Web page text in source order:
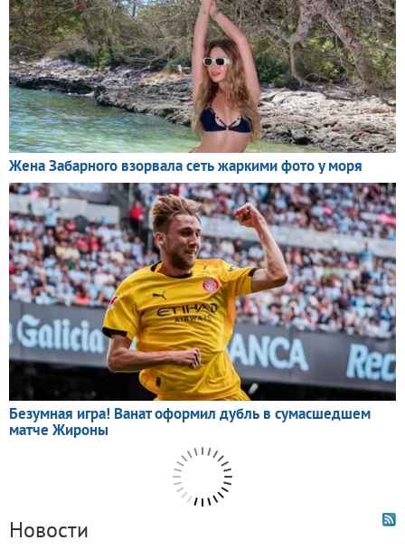
Новости